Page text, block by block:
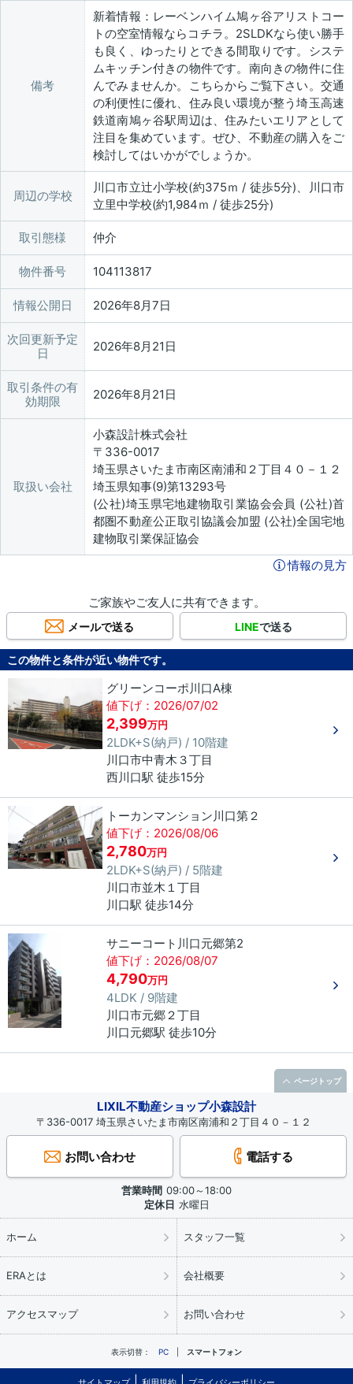
備考
新着情報：レーベンハイム鳩ヶ谷アリストコー
トの空室情報ならコチラ。2SLDKなら使い勝手
も良く、ゆったりとできる間取りです。システ
ムキッチン付きの物件です。南向きの物件に住
んでみませんか。こちらからご覧下さい。交通
の利便性に優れ、住み良い環境が整う埼玉高速
鉄道南鳩ヶ谷駅周辺は、住みたいエリアとして
注目を集めています。ぜひ、不動産の購入をご
検討してはいかがでしょうか。
周辺の学校
川口市立辻小学校(約375ｍ / 徒歩5分)、川口市
立里中学校(約1,984ｍ / 徒歩25分)
取引態様 仲介
物件番号 104113817
情報公開日 2026年8月7日
次回更新予定
日
2026年8月21日
取引条件の有
効期限
2026年8月21日
取扱い会社
小森設計株式会社
〒336-0017
埼玉県さいたま市南区南浦和２丁目４０－１２
埼玉県知事(9)第13293号
(公社)埼玉県宅地建物取引業協会会員 (公社)首
都圏不動産公正取引協議会加盟 (公社)全国宅地
建物取引業保証協会
情報の見方
ご家族やご友人に共有できます。
メールで送る LINEで送る
この物件と条件が近い物件です。
グリーンコーポ川口A棟
値下げ：2026/07/02
2,399万円
2LDK+S(納戸) / 10階建
川口市中青木 ３丁目
西川口駅 徒歩15分
トーカンマンション川口第２
値下げ：2026/08/06
2,780万円
2LDK+S(納戸) / 5階建
川口市並木 １丁目
川口駅 徒歩14分
サニーコート川口元郷第2
値下げ：2026/08/07
4,790万円
4LDK / 9階建
川口市元郷２丁目
川口元郷駅 徒歩10分
LIXIL不動産ショップ小森設計
〒336-0017 埼玉県さいたま市南区南浦和２丁目４０－１２
お問い合わせ 電話する
営業時間 09:00～18:00
定休日 水曜日
ホーム スタッフ一覧
ERAとは 会社概要
アクセスマップ お問い合わせ
表示切替： PC スマートフォン
ページトップ